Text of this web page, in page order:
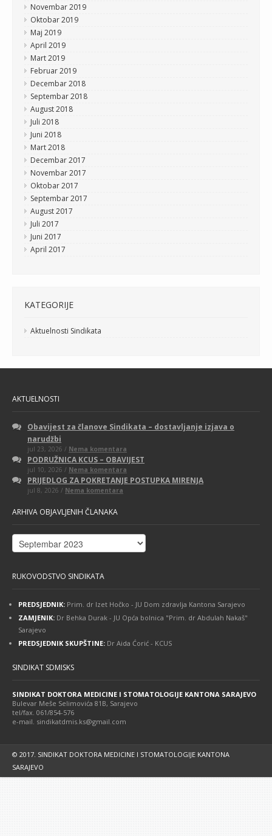
Novembar 2019
Oktobar 2019
Maj 2019
April 2019
Mart 2019
Februar 2019
Decembar 2018
Septembar 2018
August 2018
Juli 2018
Juni 2018
Mart 2018
Decembar 2017
Novembar 2017
Oktobar 2017
Septembar 2017
August 2017
Juli 2017
Juni 2017
April 2017
KATEGORIJE
Aktuelnosti Sindikata
AKTUELNOSTI
Obavijest za članove Sindikata – dostavljanje izjava o
narudžbi
jul 23, 2026 / Nema komentara
Obavijest
za
Sindikata
–
PODRUŽNICA KCUS – OBAVIJEST
jul 10, 2026 / Nema komentara
PODRUŽNICA
KCUS
PRIJEDLOG ZA POKRETANJE POSTUPKA MIRENJA
jul 8, 2026 / Nema komentara
ARHIVA OBJAVLJENIH ČLANAKA
Arhiva
objavljenih
RUKOVODSTVO SINDIKATA
PREDSJEDNIK: Prim. dr Izet Hočko - JU Dom zdravlja Kantona Sarajevo
ZAMJENIK: Dr Behka Durak - JU Opća bolnica "Prim. dr Abdulah Nakaš"
Sarajevo
PREDSJEDNIK SKUPŠTINE: Dr Aida Ćorić - KCUS
SINDIKAT SDMISKS
SINDIKAT DOKTORA MEDICINE I STOMATOLOGIJE KANTONA SARAJEVO
Bulevar Meše Selimovića 81B, Sarajevo
tel/fax. 061/854-576
e-mail. sindikatdmis.ks@gmail.com
© 2017. SINDIKAT DOKTORA MEDICINE I STOMATOLOGIJE KANTONA
SARAJEVO